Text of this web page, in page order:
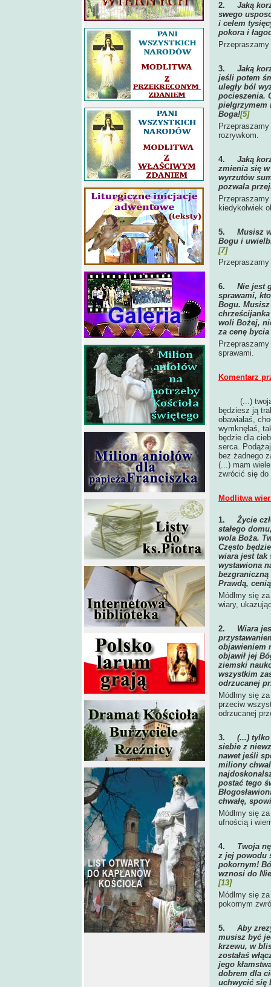
2. Jaką
swego
i celem
pokora i
3. Jaką
jeśli potem
uległy ból
pocieszenia.
pielgrzymem
Boga![5]
rozrywkom.
4. Jaką
zmienia się
wyrzutów
pozwala
kiedykolwiek
5. Musisz
Bogu i
[7]
6. Nie jest
sprawami,
Bogu.
woli Bożej,
za cenę
sprawami.
Komentarz
(...)
będziesz ją
obawiałaś,
wymknęłaś,
będzie dla
serca.
bez żadnego
(...) mam
zwrócić się do
Modlitwa
1.Życie
stałego
wola Boża.
Często
wiara jest tak
wystawiona
Prawdą,
Módlmy się
wiary,
2. Wiara
objawieniem
objawił jej
ziemski
wszystkim
odrzucanej
Módlmy się
przeciw
odrzucanej
3. (...)
siebie z
nawet jeśli
miliony
postać tego
chwałę,
Módlmy się
ufnością i
4. Twoja
z jej powodu
pokornym!
wznosi do
[13]
Módlmy się
pokornym
5. Aby
musisz być
krzewu, w
zostałaś
jego
dobrem dla
uchwycić się